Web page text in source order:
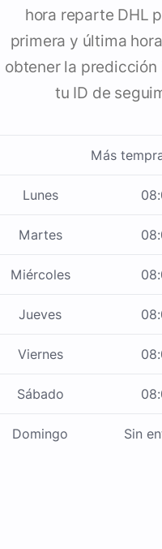
hora reparte DHL
primera y última
obtener la
tu ID de
Más
Lunes
Martes
Miércoles
Jueves
Viernes
Sábado
Domingo Sin